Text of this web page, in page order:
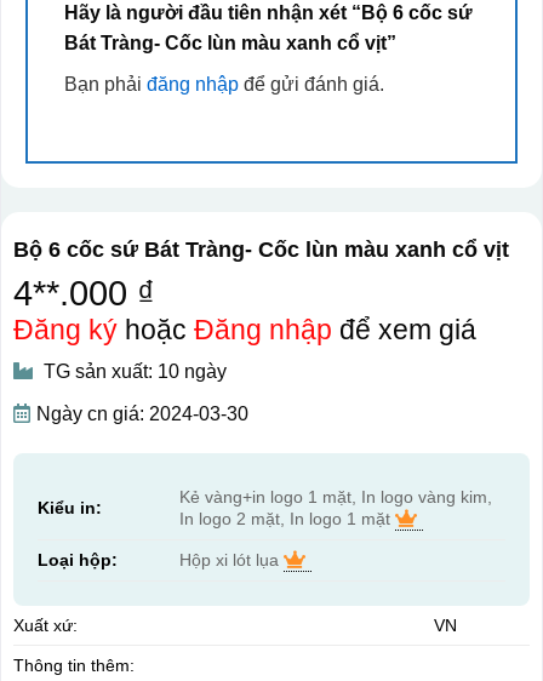
Hãy là người đầu tiên nhận xét “Bộ 6 cốc sứ
Bát Tràng- Cốc lùn màu xanh cổ vịt”
Bạn phải đăng nhậpđể gửi đánh giá.
Bộ 6 cốc sứ Bát Tràng- Cốc lùn màu xanh cổ vịt
4**.000 ₫
Đăng kýhoặc Đăng nhập để xem giá
TG sản xuất: 10 ngày
Ngày cn giá: 2024-03-30
Kiểu in:
Kẻ vàng+in logo 1 mặt, In logo vàng kim,
In logo 2 mặt, In logo 1 mặt
Loại hộp: Hộp xi lót lụa
Xuất xứ: VN
Thông tin thêm: